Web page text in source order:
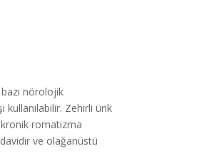
nörolojik
kullanılabilir. Zehirli ürik
romatizma
ve olağanüstü